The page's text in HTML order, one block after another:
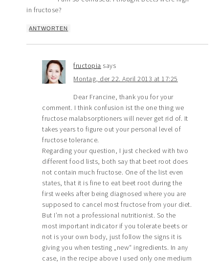
in fructose?
ANTWORTEN
fructopia says
Montag, der 22. April 2013 at 17:25
Dear Francine, thank you for your
comment. I think confusion ist the one thing we
fructose malabsorptioners will never get rid of. It
takes years to figure out your personal level of
fructose tolerance.
Regarding your question, I just checked with two
different food lists, both say that beet root does
not contain much fructose. One of the list even
states, that it is fine to eat beet root during the
first weeks after being diagnosed where you are
supposed to cancel most fructose from your diet.
But I’m not a professional nutritionist. So the
most important indicator if you tolerate beets or
not is your own body, just follow the signs it is
giving you when testing „new“ ingredients. In any
case, in the recipe above I used only one medium